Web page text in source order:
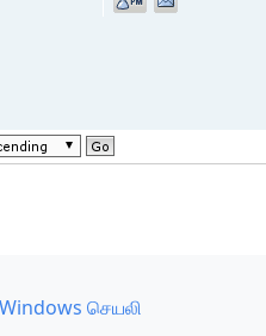
Windows செயலி